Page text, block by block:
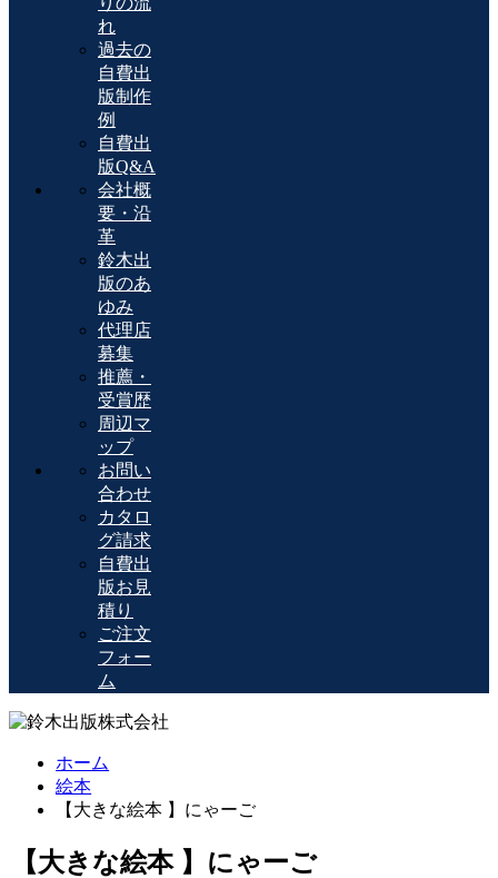
れ
過去の
自費出
版制作
例
自費出
版Q&A
会社概
要・沿
革
鈴木出
版のあ
ゆみ
代理店
募集
推薦・
受賞歴
周辺マ
ップ
お問い
合わせ
カタロ
グ請求
自費出
版お見
積り
ご注文
フォー
ム
ホーム
絵本
【大きな絵本 】にゃーご
【大きな絵本 】にゃーご